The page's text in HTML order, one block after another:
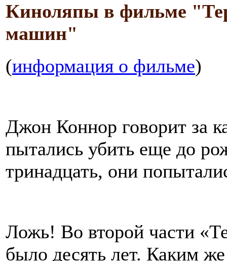
Киноляпы в фильме
машин"
(информация о фильме)
Джон Коннор говорит за
пытались убить еще до
тринадцать, они
Ложь! Во второй части
было десять лет. Каким